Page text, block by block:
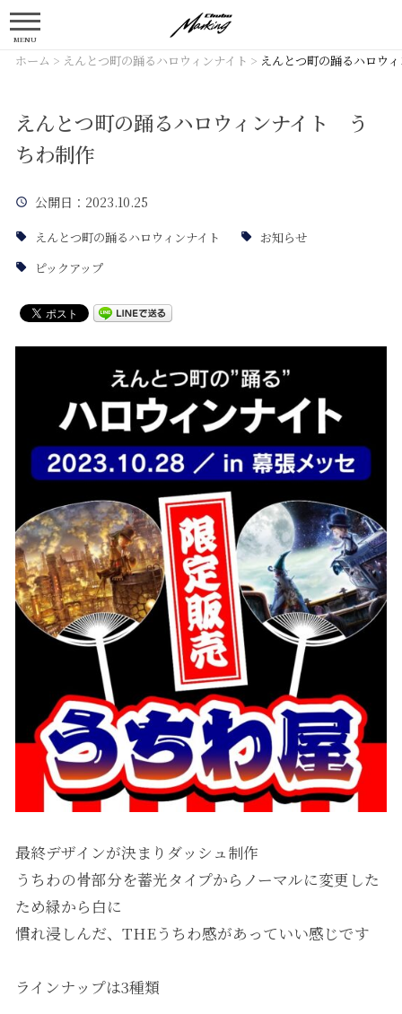
MENU
ホーム > えんとつ町の踊るハロウィンナイト > えんとつ町の踊るハロウ
えんとつ町の踊るハロウィンナイト う
ちわ制作
公開日 ：2023.10.25
えんとつ町の踊るハロウィンナイト
お知らせ
ピックアップ
最終デザインが決まりダッシュ制作
うちわの骨部分を蓄光タイプからノーマルに変更した
ため緑から白に
慣れ浸しんだ、THEうちわ感があっていい感じです
ラインナップは3種類